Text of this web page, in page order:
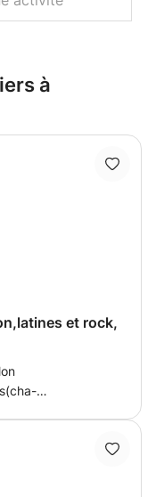
à
et rock,
monde et
pour adultes
ouvertures de bal